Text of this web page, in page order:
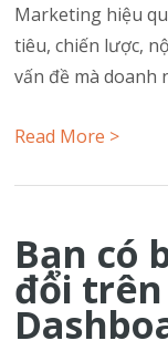
Marketing hiệu
tiêu, chiến lược,
vấn đề mà doanh
Read More >
Bạn có
đổi trên